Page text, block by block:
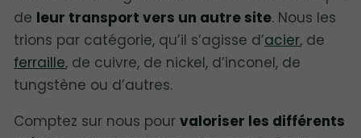
de leur transport vers un autre site. Nous les
trions par catégorie, qu’il s’agisse d’acier, de
ferraille, de cuivre, de nickel, d’inconel, de
tungstène ou d’autres.
Comptez sur nous pour valoriser les différents